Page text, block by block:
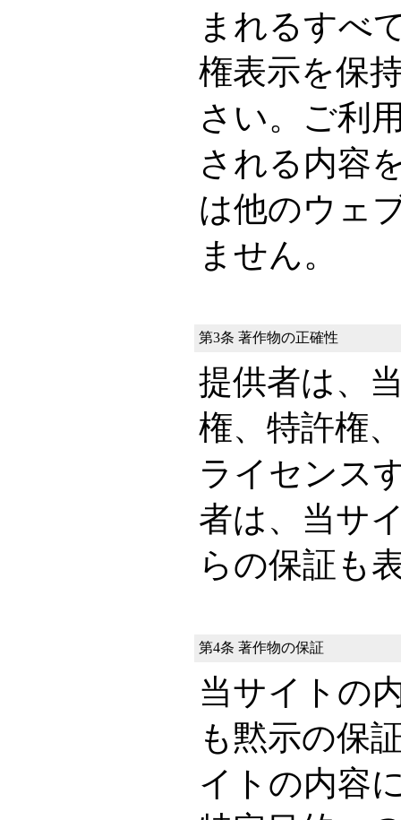
まれるすべ
権表示を保
さい。ご利
される内容
は他のウェ
ません。
第3条 著作物の正確性
提供者は、
権、特許権
ライセンス
者は、当サ
らの保証も
第4条 著作物の保証
当サイトの
も黙示の保
イトの内容